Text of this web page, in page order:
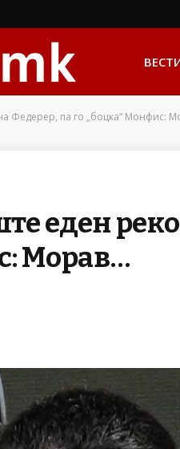
Федерер, па го „боцка“ Монфис:
еден
Морав…